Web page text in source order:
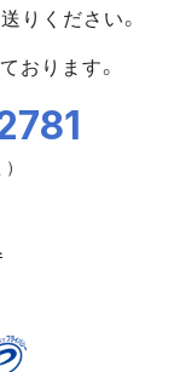
りください。
おります。